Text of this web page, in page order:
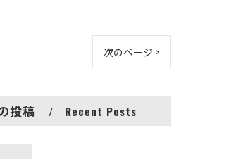
次のページ >
投稿 Recent Posts